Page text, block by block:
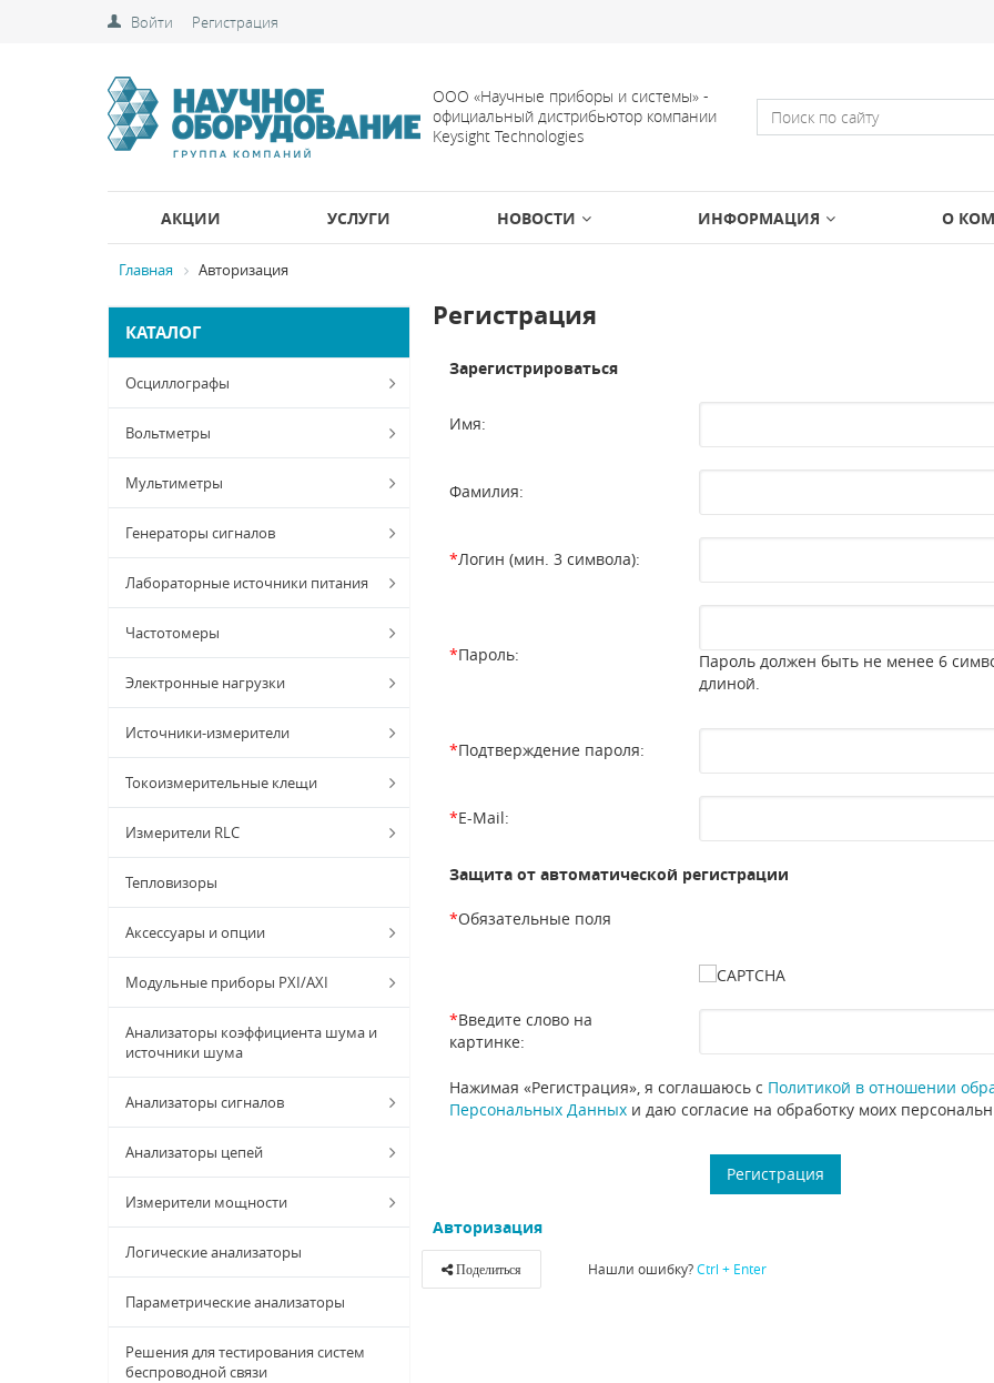
Войти Регистрация
ООО «Научные приборы и системы» -
официальный дистрибьютор компании
Keysight Technologies
АКЦИИ УСЛУГИ НОВОСТИ ИНФОРМАЦИЯ О
Главная Авторизация
КАТАЛОГ
Осциллографы
Вольтметры
Мультиметры
Генераторы сигналов
Лабораторные источники питания
Частотомеры
Электронные нагрузки
Источники-измерители
Токоизмерительные клещи
Измерители RLC
Тепловизоры
Аксессуары и опции
Модульные приборы PXI/AXI
Анализаторы коэффициента шума и
источники шума
Анализаторы сигналов
Анализаторы цепей
Измерители мощности
Логические анализаторы
Параметрические анализаторы
Решения для тестирования систем
беспроводной связи
Регистрация
Зарегистрироваться
Имя:
Фамилия:
*Логин (мин. 3 символа):
*Пароль:
Пароль должен быть не менее 6
длиной.
*Подтверждение пароля:
*E-Mail:
Защита от автоматической регистрации
*Обязательные поля
*Введите слово на
картинке:
Нажимая «Регистрация», я соглашаюсь с Политикой в отношении
Персональных Данных и даю согласие на обработку моих
Авторизация
Поделиться Нашли ошибку?Ctrl + Enter